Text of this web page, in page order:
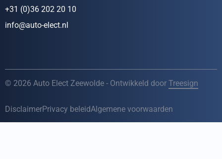
+31 (0)36 202 20 10
info@auto-elect.nl
© 2026 Auto Elect Zeewolde - Ontwikkeld door Treesign
DisclaimerPrivacy beleidAlgemene voorwaarden